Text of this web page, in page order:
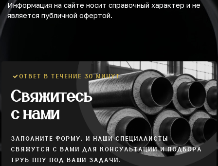
Информация на сайте носит справочный характер и не
является публичной офертой.
ОТВЕТ В ТЕЧЕНИЕ 30 МИНУТ
Свяжитесь
с нами
ЗАПОЛНИТЕ ФОРМУ, И НАШИ СПЕЦИАЛИСТЫ
СВЯЖУТСЯ С ВАМИ ДЛЯ КОНСУЛЬТАЦИИ И ПОДБОРА
ТРУБ ППУ ПОД ВАШИ ЗАДАЧИ.